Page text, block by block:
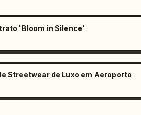
uma pílula de busca
por exatamente 5
书, 美团, 大众点评 e um
premium, fotografia de
'Bloom in Silence'
Streetwear de Luxo em Aeroporto